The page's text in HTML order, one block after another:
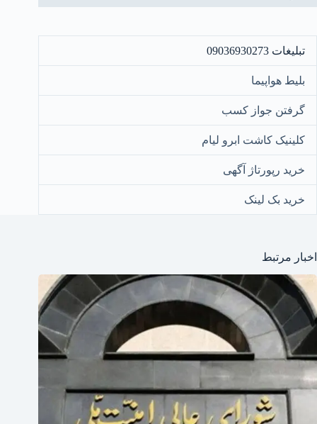
تبلیغات 09036930273
بلیط هواپیما
گرفتن جواز کسب
کلینیک کاشت ابرو لیام
خرید رپورتاژ آگهی
خرید بک لینک
اخبار مرتبط